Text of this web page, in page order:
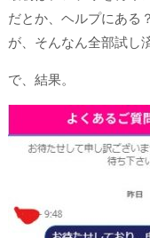
だとか、ヘルプにある
が、そんなん全部試し
で、結果。